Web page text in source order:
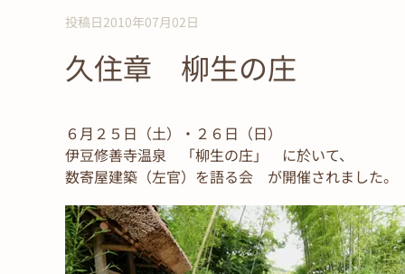
投稿日2010年07月02日
久住章 柳生の庄
６月２５日（土）・２６日（日）
伊豆修善寺温泉 「柳生の庄」 に於いて、
数寄屋建築（左官）を語る会 が開催されました。